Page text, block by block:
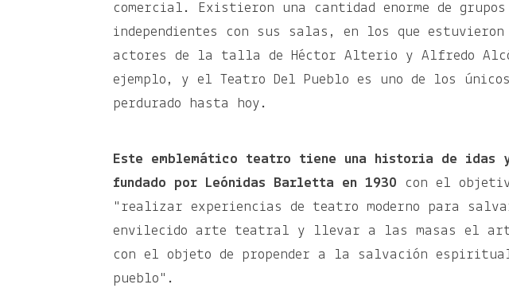
comercial. Existieron una cantidad enorme de grupos
independientes con sus salas, en los que estuvieron
actores de la talla de Héctor Alterio y Alfredo
ejemplo, y el Teatro Del Pueblo es uno de los
perdurado hasta hoy.
Este emblemático teatro tiene una historia de idas
fundado por Leónidas Barletta en 1930 con el
"realizar experiencias de teatro moderno para
envilecido arte teatral y llevar a las masas el
con el objeto de propender a la salvación
pueblo".